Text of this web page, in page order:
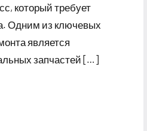
который требует
Одним из ключевых
является
запчастей […]